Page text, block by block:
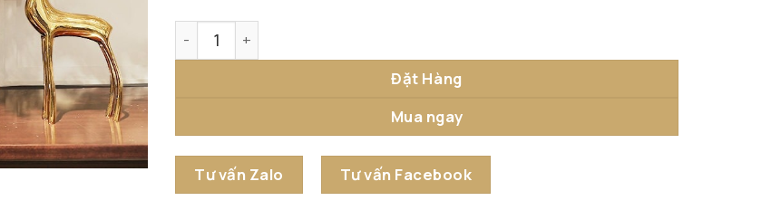
Lọ Hoa Thủy Tinh Decor Trong Suốt số lượng
Đặt Hàng
Mua ngay
Tư vấn Zalo Tư vấn Facebook